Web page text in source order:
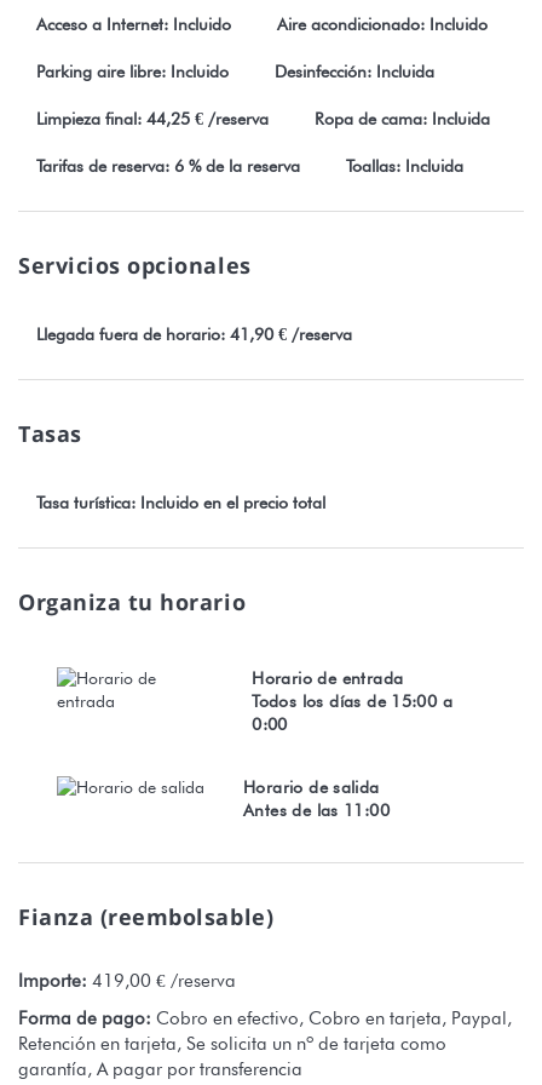
(arrecifes de coral).
Relajación o deporte, ¡la elección es tuya!
Papara es la comuna más grande de Tahití. Cerca de tu
- El snack bar Taharuu, a 100 m.
- Farmacia Taharuu a 300 m.
- Templo polinesio: Marae Mahaeiata, 500 m
- Cuevas de Maraa - Paea - 9 Km
- Papeete a 38 km
alojamiento.
nuestros términos y condiciones, que pueden consultarse en el
sitio web de Stayinn.Vacations haciendo clic en términos y
Número de registro: 3406DTO-MT
Acceso a Internet: Incluido Aire acondicionado: Incluido
Parking aire libre: Incluido Desinfección: Incluida
Limpieza final: 44,25 € /reserva Ropa de cama: Incluida
Tarifas de reserva: 6 % de la reserva Toallas: Incluida
Servicios opcionales
Llegada fuera de horario: 41,90 € /reserva
Tasas
Tasa turística: Incluido en el precio total
Organiza tu horario
Horario de entrada
Todos los días de 15:00 a
0:00
Horario de salida
Antes de las 11:00
Fianza (reembolsable)
Importe: 419,00 € /reserva
Forma de pago: Cobro en efectivo, Cobro en tarjeta, Paypal,
Retención en tarjeta, Se solicita un nº de tarjeta como
garantía, A pagar por transferencia